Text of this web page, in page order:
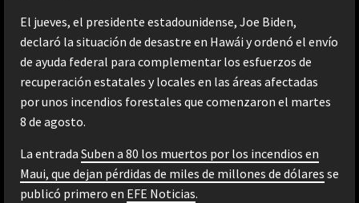
El jueves, el presidente estadounidense, Joe Biden,
declaró la situación de desastre en Hawái y ordenó el envío
de ayuda federal para complementar los esfuerzos de
recuperación estatales y locales en las áreas afectadas
por unos incendios forestales que comenzaron el martes
8 de agosto.
La entrada Suben a 80 los muertos por los incendios en
Maui, que dejan pérdidas de miles de millones de dólares se
publicó primero en EFE Noticias.